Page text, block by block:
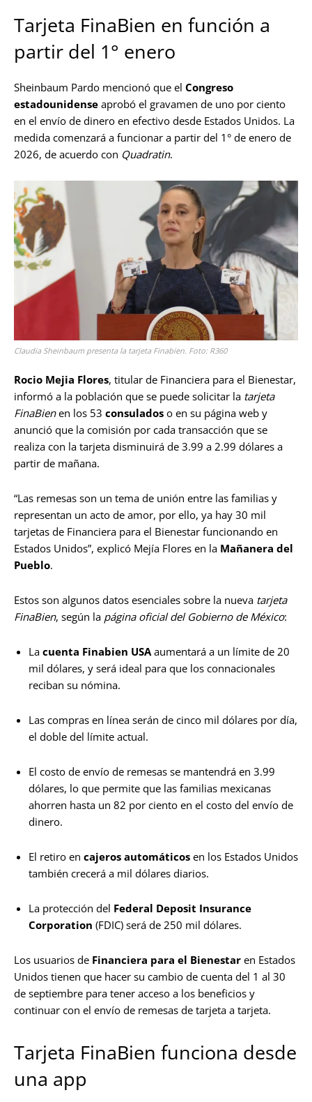
Tarjeta FinaBien en función a
partir del 1° enero
Sheinbaum Pardo mencionó que el Congreso
estadounidense aprobó el gravamen de uno por ciento
en el envío de dinero en efectivo desde Estados Unidos. La
medida comenzará a funcionar a partir del 1° de enero de
2026, de acuerdo con Quadratin.
Claudia Sheinbaum presenta la tarjeta Finabien. Foto: R360
Rocio Mejia Flores, titular de Financiera para el Bienestar,
informó a la población que se puede solicitar la tarjeta
FinaBienen los 53 consulados o en su página web y
anunció que la comisión por cada transacción que se
realiza con la tarjeta disminuirá de 3.99 a 2.99 dólares a
partir de mañana.
“Las remesas son un tema de unión entre las familias y
representan un acto de amor, por ello, ya hay 30 mil
tarjetas de Financiera para el Bienestar funcionando en
Estados Unidos”, explicó Mejía Flores en la Mañanera del
Pueblo.
Estos son algunos datos esenciales sobre la nueva tarjeta
FinaBien, según la página oficial del Gobierno de México:
La cuenta Finabien USAaumentará a un límite de 20
mil dólares, y será ideal para que los connacionales
reciban su nómina.
Las compras en línea serán de cinco mil dólares por día,
el doble del límite actual.
El costo de envío de remesas se mantendrá en 3.99
dólares, lo que permite que las familias mexicanas
ahorren hasta un 82 por ciento en el costo del envío de
dinero.
El retiro en cajeros automáticos en los Estados Unidos
también crecerá a mil dólares diarios.
La protección del Federal Deposit Insurance
Corporation (FDIC) será de 250 mil dólares.
Los usuarios de Financiera para el Bienestar en Estados
Unidos tienen que hacer su cambio de cuenta del 1 al 30
de septiembre para tener acceso a los beneficios y
continuar con el envío de remesas de tarjeta a tarjeta.
Tarjeta FinaBien funciona desde
una app